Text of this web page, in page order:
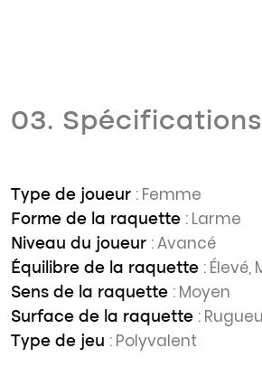
03. Spécifications
Type de joueur : Femme
Forme de la raquette : Larme
Niveau du joueur : Avancé
Équilibre de la raquette : Élevé,
Sens de la raquette : Moyen
Surface de la raquette :
Type de jeu : Polyvalent